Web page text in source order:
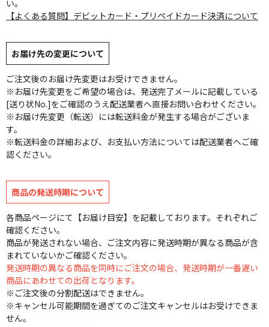
い。
【よくある質問】デビットカード・プリペイドカード決済について
お届け先の変更について
ご注文後のお届け先変更はお受けできません。
※お届け先変更をご希望の場合は、発送完了メールに記載している
[送り状No.]をご確認のうえ配送業者へ直接お問い合わせください。
※お届け先変更（転送）には転送料金が発生する場合がございま
す。
※転送料金の詳細および、お支払い方法については配送業者へご確
認ください。
商品の発送時期について
各商品ページにて【お届け目安】を記載しております。それぞれご
確認ください。
商品が発送されない場合、ご注文内容に発送時期が異なる商品が含
まれていないかご確認ください。
発送時期の異なる商品を同時にご注文の場合、発送時期が一番遅い
商品にあわせての出荷となります。
※ご注文後の分割配送はできません。
※キャンセル可能期間を過ぎてのご注文キャンセルはお受けできま
せん。